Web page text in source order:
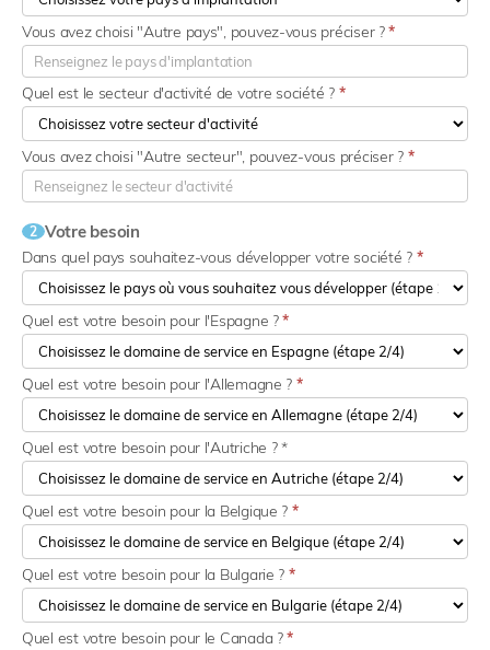
Quel est le secteur d'activité de votre société ? *
Vous avez choisi "Autre pays", pouvez-vous préciser ?*
Vous avez choisi "Autre secteur", pouvez-vous préciser ? *
2 Votre besoin
Dans quel pays souhaitez-vous développer votre société ? *
Quel est votre besoin pour l'Espagne ?*
Quel est votre besoin pour l'Allemagne ? *
Quel est votre besoin pour l'Autriche ? *
Quel est votre besoin pour la Belgique ? *
Quel est votre besoin pour la Bulgarie ? *
Quel est votre besoin pour le Canada ?*